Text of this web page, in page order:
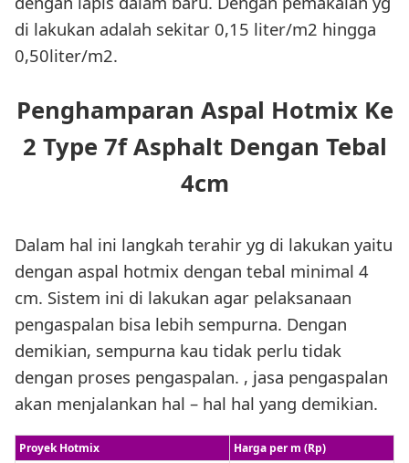
di lakukan adalah sekitar 0,15 liter/m2 hingga
0,50liter/m2.
Penghamparan Aspal Hotmix Ke
2 Type 7f Asphalt Dengan Tebal
4cm
Dalam hal ini langkah terahir yg di lakukan yaitu
dengan aspal hotmix dengan tebal minimal 4
cm. Sistem ini di lakukan agar pelaksanaan
pengaspalan bisa lebih sempurna. Dengan
demikian, sempurna kau tidak perlu tidak
dengan proses pengaspalan. , jasa pengaspalan
akan menjalankan hal – hal hal yang demikian.
Proyek Hotmix
Harga per m (Rp)